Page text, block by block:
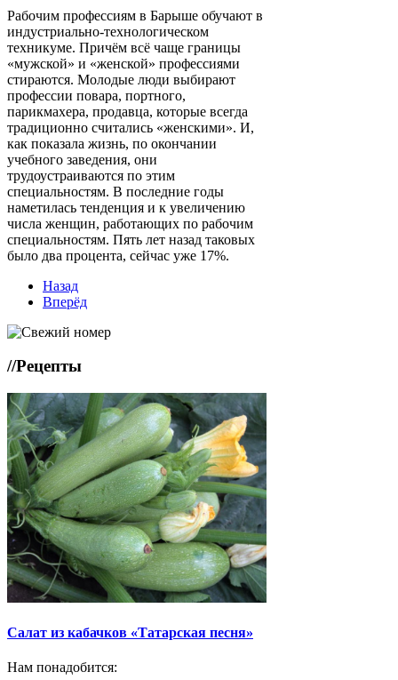
Рабочим профессиям в Барыше обучают в
индустриально-технологическом
техникуме. Причём всё чаще границы
«мужской» и «женской» профессиями
стираются. Молодые люди выбирают
профессии повара, портного,
парикмахера, продавца, которые всегда
традиционно считались «женскими». И,
как показала жизнь, по окончании
учебного заведения, они
трудоустраиваются по этим
специальностям. В последние годы
наметилась тенденция и к увеличению
числа женщин, работающих по рабочим
специальностям. Пять лет назад таковых
было два процента, сейчас уже 17%.
Назад
Вперёд
//Рецепты
Салат из кабачков «Татарская песня»
Нам понадобится: